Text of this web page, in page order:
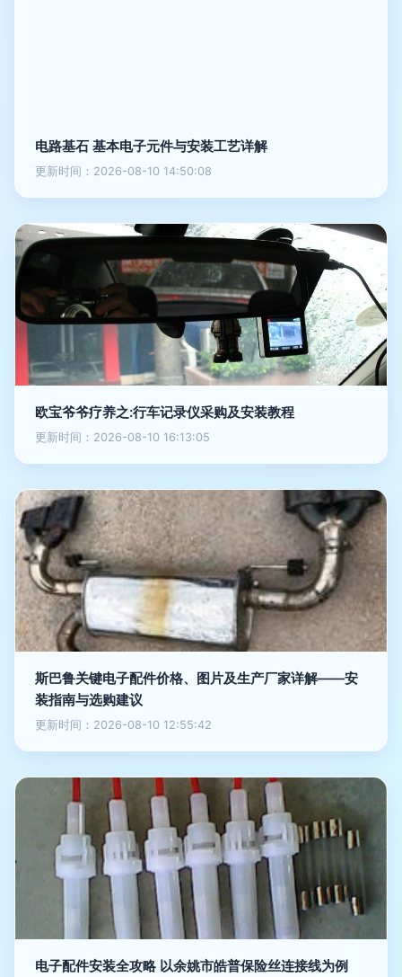
电路基石 基本电子元件与安装工艺详解
更新时间：2026-08-10 14:50:08
欧宝爷爷疗养之:行车记录仪采购及安装教程
更新时间：2026-08-10 16:13:05
斯巴鲁关键电子配件价格、图片及生产厂家详解——安
装指南与选购建议
更新时间：2026-08-10 12:55:42
电子配件安装全攻略 以余姚市皓普保险丝连接线为例